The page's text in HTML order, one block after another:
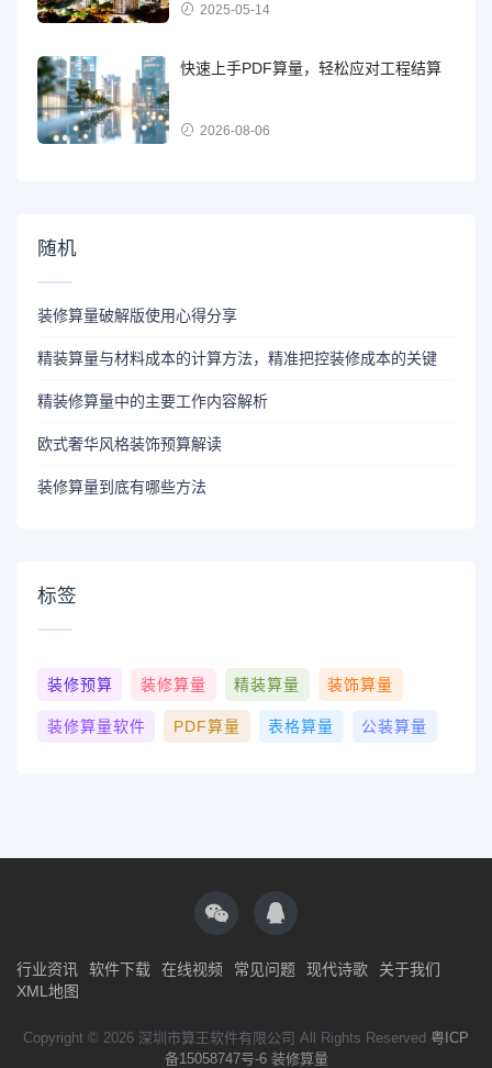
2025-05-14
快速上手PDF算量，轻松应对工程结算
2026-08-06
随机
装修算量破解版使用心得分享
精装算量与材料成本的计算方法，精准把控装修成本的关键
精装修算量中的主要工作内容解析
欧式奢华风格装饰预算解读
装修算量到底有哪些方法
标签
装修预算 装修算量 精装算量 装饰算量
装修算量软件 PDF算量 表格算量 公装算量
行业资讯 软件下载 在线视频 常见问题 现代诗歌
关于我们
XML地图
Copyright © 2026 深圳市算王软件有限公司 All Rights Reserved 粤ICP
备15058747号-6 装修算量